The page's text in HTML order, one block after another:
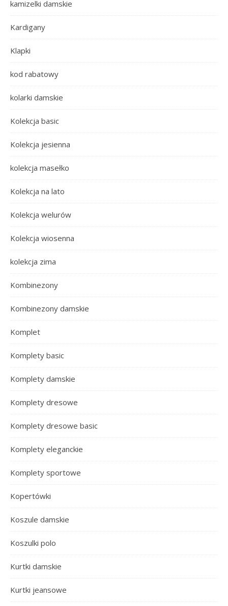
kamizelki damskie
Kardigany
Klapki
kod rabatowy
kolarki damskie
Kolekcja basic
Kolekcja jesienna
kolekcja masełko
Kolekcja na lato
Kolekcja welurów
Kolekcja wiosenna
kolekcja zima
Kombinezony
Kombinezony damskie
Komplet
Komplety basic
Komplety damskie
Komplety dresowe
Komplety dresowe basic
Komplety eleganckie
Komplety sportowe
Kopertówki
Koszule damskie
Koszulki polo
Kurtki damskie
Kurtki jeansowe